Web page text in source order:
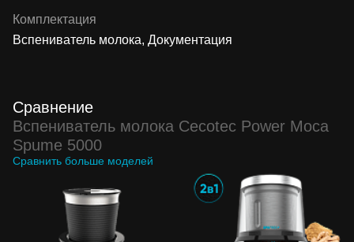
Комплектация
Вспениватель молока, Документация
Сравнение
Вспениватель молока Cecotec Power Moca
Spume 5000
Сравнить больше моделей